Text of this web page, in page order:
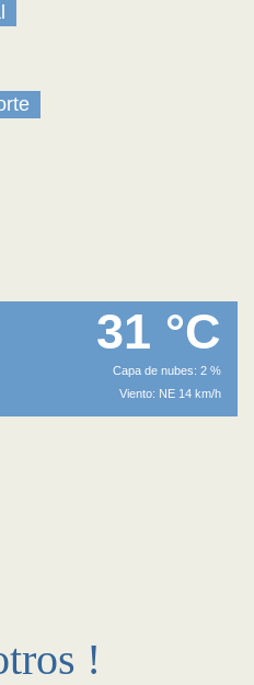
31 °C
Capa de nubes: 2 %
Viento: NE 14 km/h
!